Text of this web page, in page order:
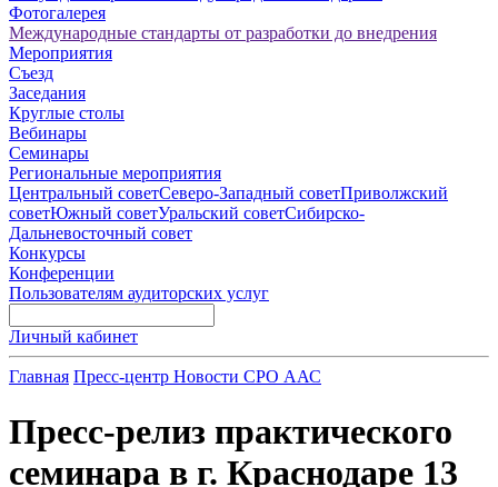
Фотогалерея
Международные стандарты от разработки до внедрения
Мероприятия
Съезд
Заседания
Круглые столы
Вебинары
Семинары
Региональные мероприятия
Центральный советСеверо-Западный советПриволжский
советЮжный советУральский советСибирско-
Дальневосточный совет
Конкурсы
Конференции
Пользователям аудиторских услуг
Личный кабинет
Главная Пресс-центр Новости СРО ААС
Пресс-релиз практического
семинара в г. Краснодаре 13